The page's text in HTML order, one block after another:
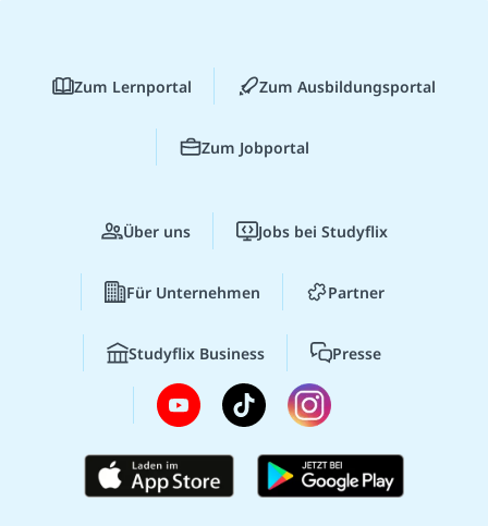
Zum Lernportal Zum Ausbildungsportal
Zum Jobportal
Über uns Jobs bei Studyflix
Für Unternehmen Partner
Studyflix Business Presse